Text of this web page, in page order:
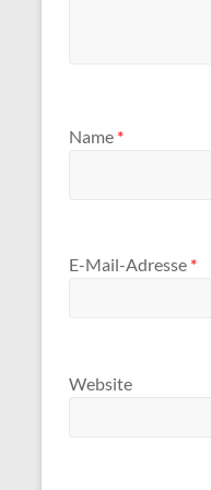
Name *
E-Mail-Adresse *
Website